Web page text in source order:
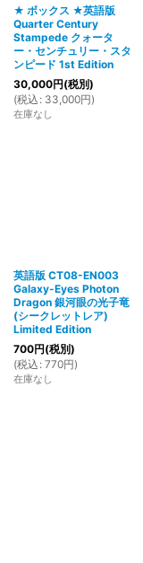
★ ボックス ★英語版
Quarter Century
Stampede クォータ
ー・センチュリー・スタ
ンピード 1st Edition
30,000円(税別)
(税込 : 33,000円)
在庫なし
英語版 CT08-EN003
Galaxy-Eyes Photon
Dragon 銀河眼の光子竜
(シークレットレア)
Limited Edition
700円(税別)
(税込 : 770円)
在庫なし